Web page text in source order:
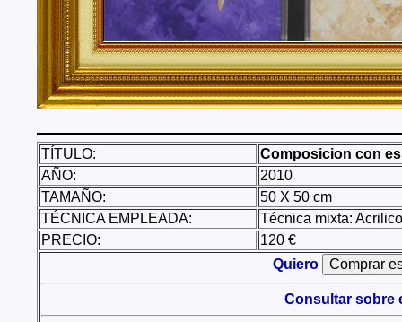
TÍTULO:
Composicion con
AÑO:
2010
TAMAÑO:
50 X 50 cm
TÉCNICA EMPLEADA:
Técnica mixta:
PRECIO:
120 €
Quiero
Consultar sobre